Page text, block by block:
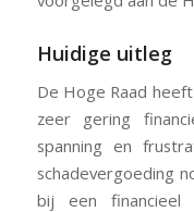
Huidige uitleg
De Hoge Raad
zeer gering
spanning en
schadevergoeding
bij een